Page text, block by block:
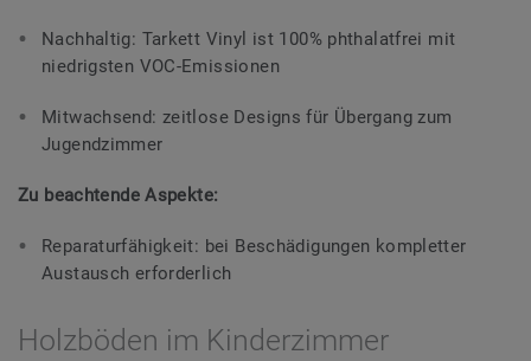
Nachhaltig: Tarkett Vinyl ist 100% phthalatfrei mit
niedrigsten VOC-Emissionen
Mitwachsend: zeitlose Designs für Übergang zum
Jugendzimmer
Zu beachtende Aspekte:
Reparaturfähigkeit: bei Beschädigungen kompletter
Austausch erforderlich
Holzböden im Kinderzimmer